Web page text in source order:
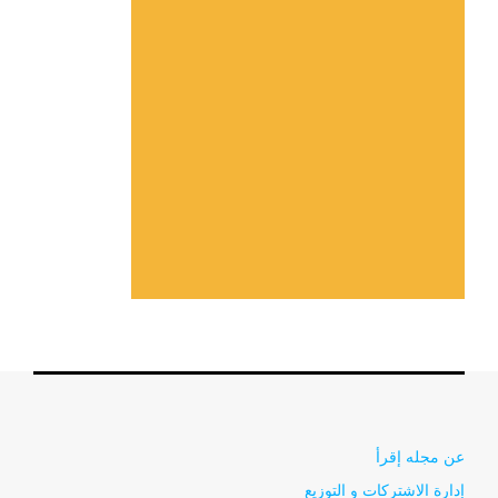
عن مجله إقرأ
إدارة الاشتركات و التوزيع